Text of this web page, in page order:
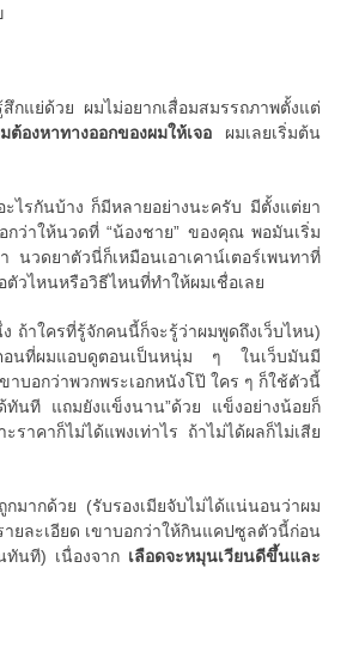
แย่ด้วย ผมไม่อยากเสื่อมสมรรถภาพตั้งแต่
ต้องหาทางออกของผมให้เจอ ผมเลยเริ่มต้น
ไรกันบ้าง ก็มีหลายอย่างนะครับ มีตั้งแต่ยา
กว่าให้นวดที่ “น้องชาย” ของคุณ พอมันเริ่ม
วดยาตัวนี่ก็เหมือนเอาเคาน์เตอร์เพนทาที่
วไหนหรือวิธีไหนที่ทำให้ผมเชื่อเลย
ถ้าใครที่รู้จักคนนี้ก็จะรู้ว่าผมพูดถึงเว็บไหน)
ตอนที่ผมแอบดูตอนเป็นหนุ่ม ๆ ในเว็บมันมี
ขาบอกว่าพวกพระเอกหนังโป๊ ใคร ๆ ก็ใช้ตัวนี้
นที แถมยังแข็งนาน”ด้วย แข็งอย่างน้อยก็
าคาก็ไม่ได้แพงเท่าไร ถ้าไม่ได้ผลก็ไม่เสีย
กมากด้วย (รับรองเมียจับไม่ได้แน่นอนว่าผม
ยละเอียด เขาบอกว่าให้กินแคปซูลตัวนี้ก่อน
นที) เนื่องจาก เลือดจะหมุนเวียนดีขึ้นและ